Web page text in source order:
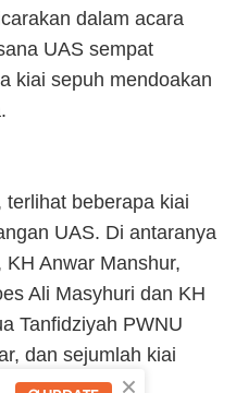
dalam acara
UAS sempat
kiai sepuh mendoakan
beberapa kiai
UAS. Di antaranya
Anwar Manshur,
Ali Masyhuri dan KH
Tanfidziyah PWNU
dan sejumlah kiai